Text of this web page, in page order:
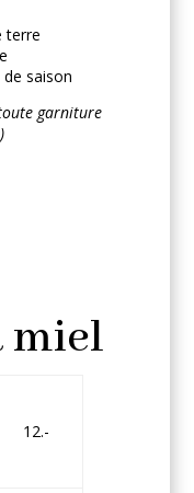
terre
saison
garniture
miel
12.-